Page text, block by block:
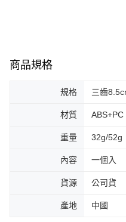
商品規格
規格 三齒
材質 ABS+PC
重量 32g/52g
內容 一個入
貨源 公司貨
產地 中國